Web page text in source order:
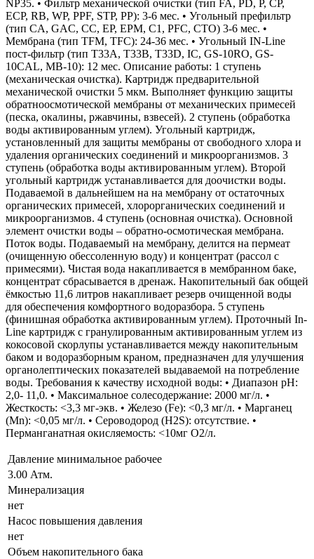
NP35. • Фильтр механической очистки (тип FA, PD, P, CP,
ECP, RB, WP, PPF, STP, PP): 3-6 мес. • Угольный префильтр
(тип CA, GAC, CC, EP, EPM, C1, PFC, CTO) 3-6 мес. •
Мембрана (тип TFM, TFC): 24-36 мес. • Угольный IN-Line
пост-фильтр (тип T33A, T33B, T33D, IC, GS-10RO, GS-
10CAL, MB-10): 12 мес. Описание работы: 1 ступень
(механическая очистка). Картридж предварительной
механической очистки 5 мкм. Выполняет функцию защиты
обратноосмотической мембраны от механических примесей
(песка, окалины, ржавчины, взвесей). 2 ступень (обработка
воды активированным углем). Угольный картридж,
установленный для защиты мембраны от свободного хлора и
удаления органических соединений и микроорганизмов. 3
ступень (обработка воды активированным углем). Второй
угольный картридж устанавливается для доочистки воды.
Подаваемой в дальнейшем на на мембрану от остаточных
органических примесей, хлорорганических соединений и
микроорганизмов. 4 ступень (основная очистка). Основной
элемент очистки воды – обратно-осмотическая мембрана.
Поток воды. Подаваемый на мембрану, делится на пермеат
(очищенную обессоленную воду) и концентрат (рассол с
примесями). Чистая вода накапливается в мембранном баке,
концентрат сбрасывается в дренаж. Накопительный бак общей
ёмкостью 11,6 литров накапливает резерв очищенной воды
для обеспечения комфортного водоразбора. 5 ступень
(финишная обработка активированным углем). Проточный In-
Line картридж с гранулированным активированным углем из
кокосовой скорлупы устанавливается между накопительным
баком и водоразборным краном, предназначен для улучшения
органолептических показателей выдаваемой на потребление
воды. Требования к качеству исходной воды: • Диапазон pH:
2,0- 11,0. • Максимальное солесодержание: 2000 мг/л. •
Жесткость: <3,3 мг-экв. • Железо (Fe): <0,3 мг/л. • Марганец
(Mn): <0,05 мг/л. • Сероводород (H2S): отсутствие. •
Перманганатная окисляемость: <10мг О2/л.
Давление минимальное рабочее
3.00 Атм.
Минерализация
нет
Насос повышения давления
нет
Объем накопительного бака